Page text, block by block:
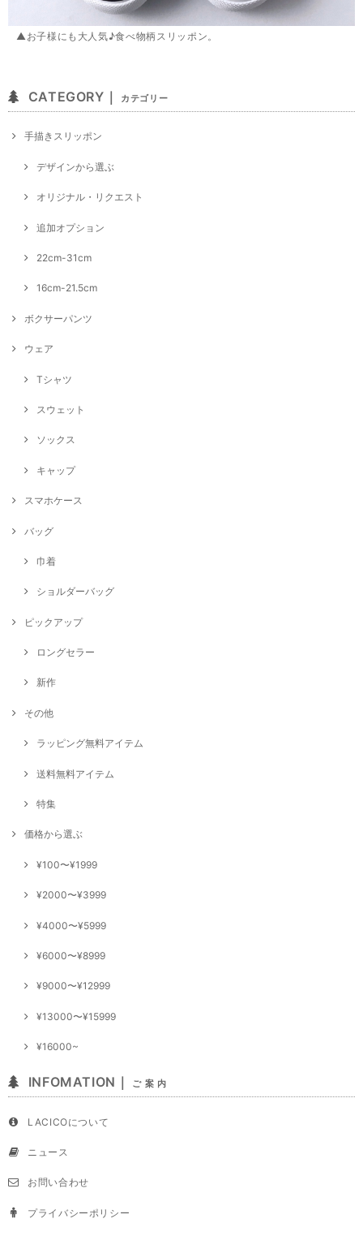
▲お子様にも大人気♪食べ物柄スリッポン。
CATEGORY｜ カテゴリー
手描きスリッポン
デザインから選ぶ
オリジナル・リクエスト
追加オプション
22cm-31cm
16cm-21.5cm
ボクサーパンツ
ウェア
Tシャツ
スウェット
ソックス
キャップ
スマホケース
バッグ
巾着
ショルダーバッグ
ピックアップ
ロングセラー
新作
その他
ラッピング無料アイテム
送料無料アイテム
特集
価格から選ぶ
¥100〜¥1999
¥2000〜¥3999
¥4000〜¥5999
¥6000〜¥8999
¥9000〜¥12999
¥13000〜¥15999
¥16000~
INFOMATION｜ ご 案 内
LACICOについて
ニュース
お問い合わせ
プライバシーポリシー